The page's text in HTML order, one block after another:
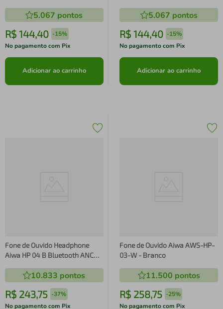
de Bateria Preto
5.067 pontos
R$ 144,40 -15%
No pagamento com Pix
Adicionar ao carrinho
de Bateria Preto
5.067 pontos
R$ 144,40 -15%
No pagamento com Pix
Adicionar ao carrinho
Fone de Ouvido Headphone
Aiwa HP 04 B Bluetooth ANC
10.833 pontos
R$ 243,75 -37%
No pagamento com Pix
Fone de Ouvido Aiwa AWS-HP-
03-W - Branco
11.500 pontos
R$ 258,75 -25%
No pagamento com Pix